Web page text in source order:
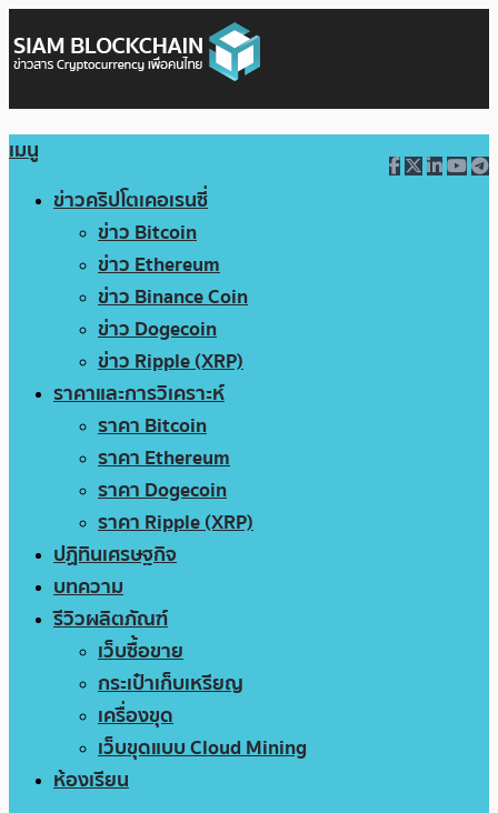
เมนู
ข่าวคริปโตเคอเรนซี่
ข่าว Bitcoin
ข่าว Ethereum
ข่าว Binance Coin
ข่าว Dogecoin
ข่าว Ripple (XRP)
ราคาและการวิเคราะห์
ราคา Bitcoin
ราคา Ethereum
ราคา Dogecoin
ราคา Ripple (XRP)
ปฏิทินเศรษฐกิจ
บทความ
รีวิวผลิตภัณฑ์
เว็บซื้อขาย
กระเป๋าเก็บเหรียญ
เครื่องขุด
เว็บขุดแบบ Cloud Mining
ห้องเรียน